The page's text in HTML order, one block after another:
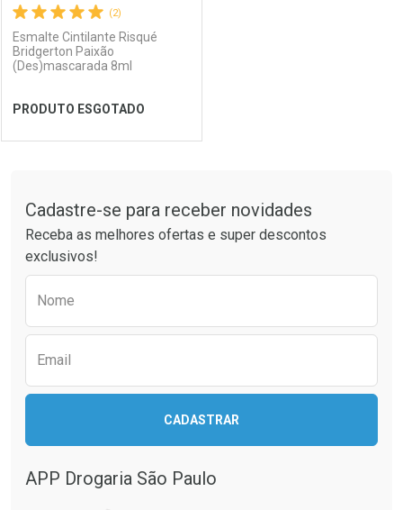
(2)
Esmalte Cintilante Risqué
Bridgerton Paixão
(Des)mascarada 8ml
PRODUTO ESGOTADO
Laboratório
Por Menos
Cadastre-se para receber novidades
Receba as melhores ofertas e super descontos
exclusivos!
Nome
Email
CADASTRAR
APP Drogaria São Paulo